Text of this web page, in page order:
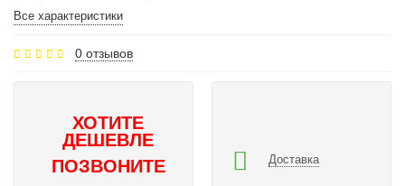
Все характеристики
0 отзывов
ХОТИТЕ
ДЕШЕВЛЕ
ПОЗВОНИТЕ
Доставка